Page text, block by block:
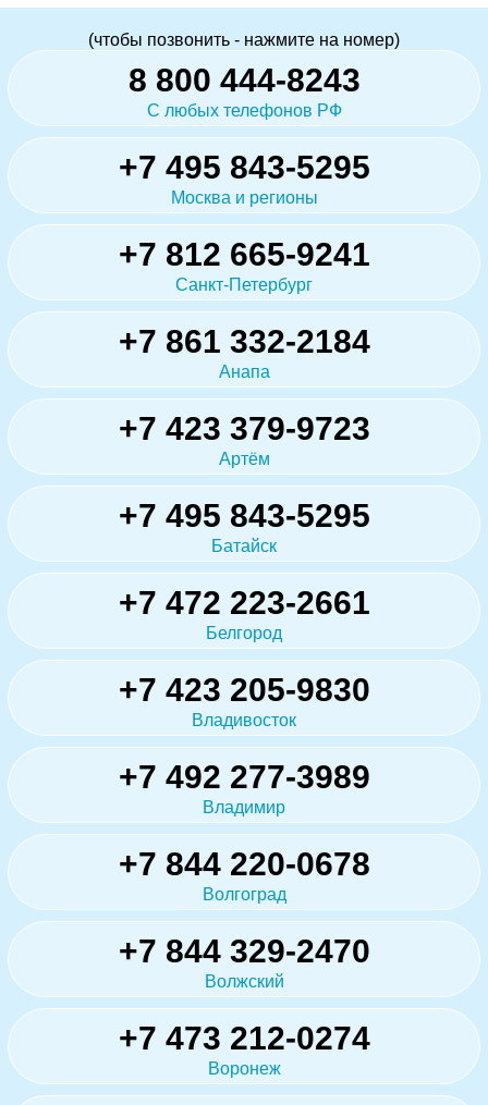
(чтобы позвонить - нажмите на номер)
8 800 444-8243
С любых телефонов РФ
+7 495 843-5295
Москва и регионы
+7 812 665-9241
Санкт-Петербург
+7 861 332-2184
Анапа
+7 423 379-9723
Артём
+7 495 843-5295
Батайск
+7 472 223-2661
Белгород
+7 423 205-9830
Владивосток
+7 492 277-3989
Владимир
+7 844 220-0678
Волгоград
+7 844 329-2470
Волжский
+7 473 212-0274
Воронеж